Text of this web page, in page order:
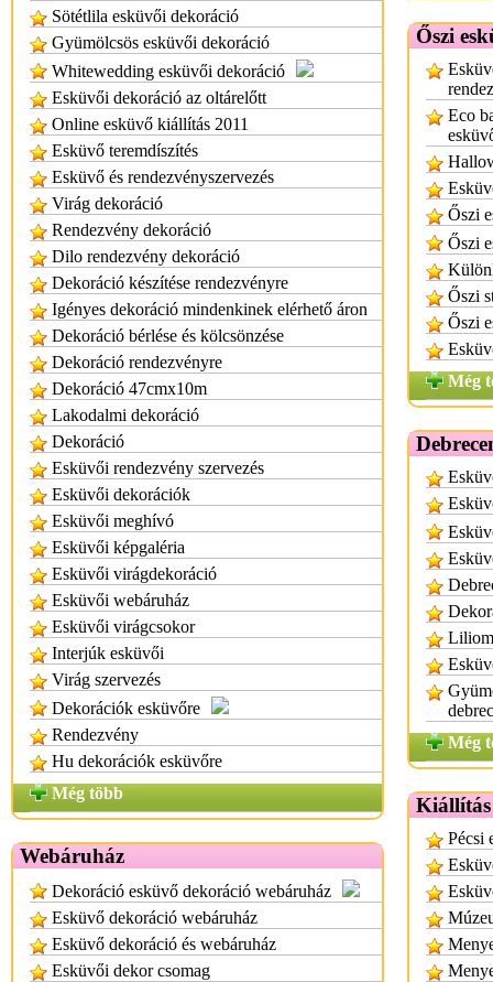
Sötétlila esküvői dekoráció
Gyümölcsös esküvői dekoráció
Whitewedding esküvői dekoráció
Esküvői dekoráció az oltárelőtt
Online esküvő kiállítás 2011
Esküvő teremdíszítés
Esküvő és rendezvényszervezés
Virág dekoráció
Rendezvény dekoráció
Dilo rendezvény dekoráció
Dekoráció készítése rendezvényre
Igényes dekoráció mindenkinek elérhető áron
Dekoráció bérlése és kölcsönzése
Dekoráció rendezvényre
Dekoráció 47cmx10m
Lakodalmi dekoráció
Dekoráció
Esküvői rendezvény szervezés
Esküvői dekorációk
Esküvői meghívó
Esküvői képgaléria
Esküvői virágdekoráció
Esküvői webáruház
Esküvői virágcsokor
Interjúk esküvői
Virág szervezés
Dekorációk esküvőre
Rendezvény
Hu dekorációk esküvőre
Még több
Webáruház
Dekoráció esküvő dekoráció webáruház
Esküvő dekoráció webáruház
Esküvő dekoráció és webáruház
Esküvői dekor csomag
Őszi
Eco
Őszi
Őszi
Őszi
Őszi
Még
Még
Kiállítás
Pécsi